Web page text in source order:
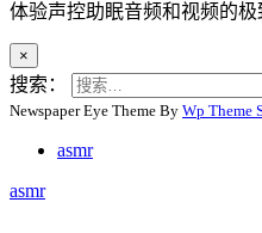
体验声控助眠音频和视频的极
×
搜索：
Newspaper Eye Theme By Wp Theme
asmr
asmr